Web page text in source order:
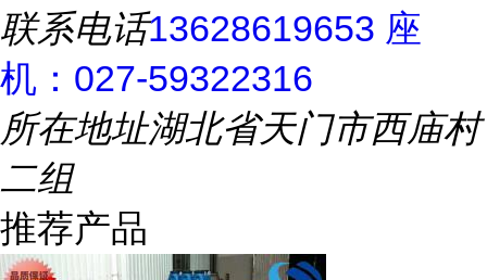
联系电话13628619653 座
机：027-59322316
所在地址湖北省天门市西庙村
二组
推荐产品